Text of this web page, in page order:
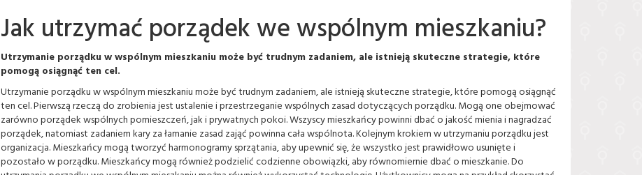
Jak utrzymać porządek we wspólnym mieszkaniu?
Utrzymanie porządku w wspólnym mieszkaniu może być trudnym zadaniem, ale istnieją skuteczne strategie, które
pomogą osiągnąć ten cel.
Utrzymanie porządku w wspólnym mieszkaniu może być trudnym zadaniem, ale istnieją skuteczne strategie, które pomogą osiągnąć
ten cel. Pierwszą rzeczą do zrobienia jest ustalenie i przestrzeganie wspólnych zasad dotyczących porządku. Mogą one obejmować
zarówno porządek wspólnych pomieszczeń, jak i prywatnych pokoi. Wszyscy mieszkańcy powinni dbać o jakość mienia i nagradzać
porządek, natomiast zadaniem kary za łamanie zasad zająć powinna cała wspólnota. Kolejnym krokiem w utrzymaniu porządku jest
organizacja. Mieszkańcy mogą tworzyć harmonogramy sprzątania, aby upewnić się, że wszystko jest prawidłowo usunięte i
pozostało w porządku. Mieszkańcy mogą również podzielić codzienne obowiązki, aby równomiernie dbać o mieszkanie. Do